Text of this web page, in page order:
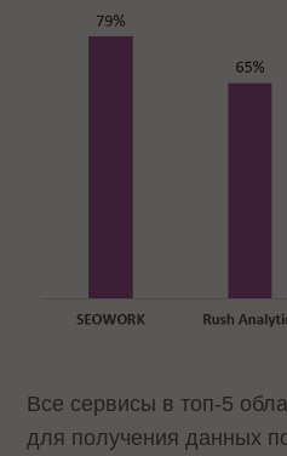
Все сервисы в топ-5
для получения данных